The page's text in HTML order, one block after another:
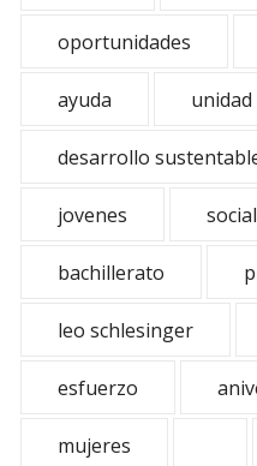
oportunidades
ayuda unidad
desarrollo
jovenes social
bachillerato
leo schlesinger
esfuerzo
mujeres